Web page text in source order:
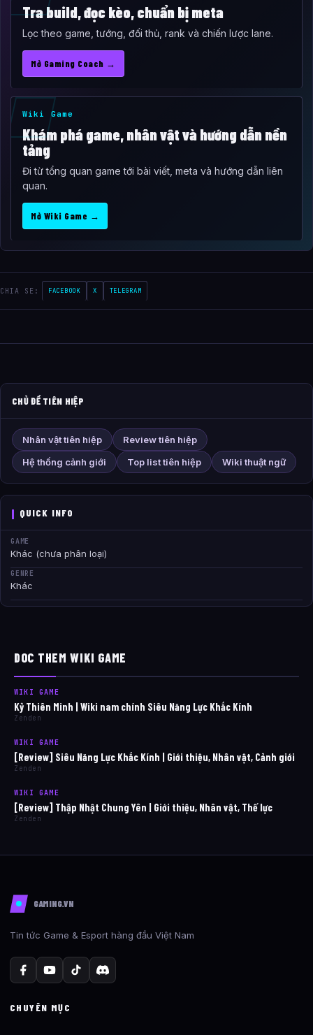
Tra build, đọc kèo, chuẩn bị meta
Lọc theo game, tướng, đối thủ, rank và chiến lược lane.
Mở Gaming Coach →
Wiki Game
Khám phá game, nhân vật và hướng dẫn nền
tảng
Đi từ tổng quan game tới bài viết, meta và hướng dẫn liên
quan.
Mở Wiki Game →
CHIA SE: FACEBOOK X TELEGRAM
CHỦ ĐỀ TIÊN HIỆP
Nhân vật tiên hiệp
Review tiên hiệp
Hệ thống cảnh giới
Top list tiên hiệp Wiki thuật ngữ
QUICK INFO
GAME
Khác (chưa phân loại)
GENRE
Khác
DOC THEM WIKI GAME
WIKI GAME
Kỷ Thiên Minh | Wiki nam chính Siêu Năng Lực Khắc Kính
Zenden
WIKI GAME
[Review] Siêu Năng Lực Khắc Kính | Giới thiệu, Nhân vật, Cảnh giới
Zenden
WIKI GAME
[Review] Thập Nhật Chung Yên | Giới thiệu, Nhân vật, Thế lực
Zenden
GAMING.VN
Tin tức Game & Esport hàng đầu Việt Nam
CHUYÊN MỤC